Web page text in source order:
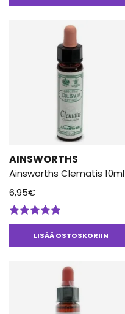
AINSWORTHS
Ainsworths Clematis 10ml
6,95€
Arvostelu
tuotteesta:LISÄÄ OSTOSKORIIN